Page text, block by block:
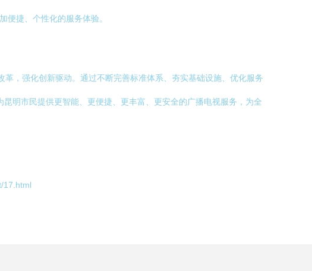
便捷、个性化的服务体验。
，强化创新驱动。通过不断完善标准体系、夯实基础设施、优化服务
昆明市民提供更智能、更便捷、更丰富、更安全的广播电视服务，为全
17.html